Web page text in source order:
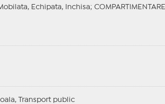
Echipata, Inchisa; COMPARTIMENTARE
Transport public